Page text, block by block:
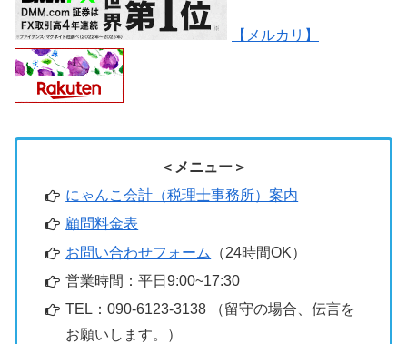
【メルカリ】
＜メニュー＞
にゃんこ会計（税理士事務所）案内
顧問料金表
お問い合わせフォーム
（24時間OK）
営業時間：平日9:00~17:30
TEL：090-6123-3138 （留守の場合、伝言を
お願いします。）